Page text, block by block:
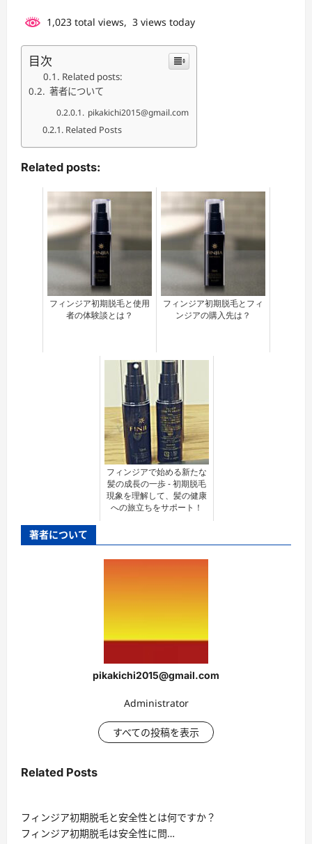
1,023 total views, 3 views today
目次
Related posts:
著者について
pikakichi2015@gmail.com
Related Posts
Related posts:
フィンジア初期脱毛と使用
者の体験談とは？
フィンジア初期脱毛とフィ
ンジアの購入先は？
フィンジアで始める新たな
髪の成長の一歩 - 初期脱毛
現象を理解して、髪の健康
への旅立ちをサポート！
著者について
pikakichi2015@gmail.com
Administrator
すべての投稿を表示
Related Posts
フィンジア初期脱毛と安全性とは何ですか？
フィンジア初期脱毛は安全性に問…